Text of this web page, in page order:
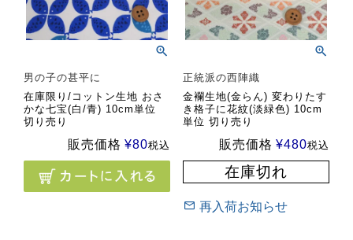
男の子の甚平に
在庫限り/コットン生地 おさ
かな七宝(白/青) 10cm単位
切り売り
販売価格 ¥80税込
正統派の西陣織
金襴生地(金らん) 変わりたす
き格子に花紋(淡緑色) 10cm
単位 切り売り
販売価格 ¥480税込
在庫切れ
再入荷お知らせ